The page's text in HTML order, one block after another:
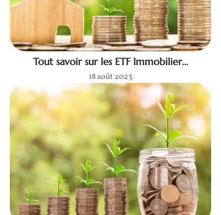
Tout savoir sur les ETF Immobilier…
18 août 2023